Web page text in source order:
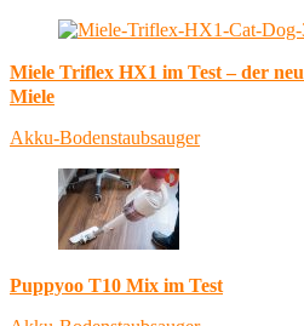
Miele Triflex HX1 im Test – der
Miele
Akku-Bodenstaubsauger
Puppyoo T10 Mix im Test